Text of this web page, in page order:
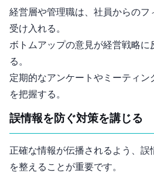
経営層や管理職は、社員からのフ
受け入れる。
ボトムアップの意見が経営戦略に
る。
定期的なアンケートや1on1ミーティ
を把握する。
4. 誤情報を防ぐ対策を講じる
正確な情報が伝播されるよう、
を整えることが重要です。